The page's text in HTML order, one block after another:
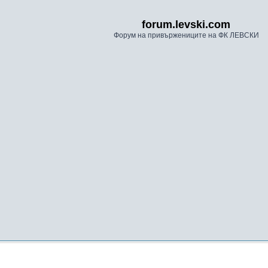
forum.levski.com
Форум на привържениците на ФК ЛЕВСКИ